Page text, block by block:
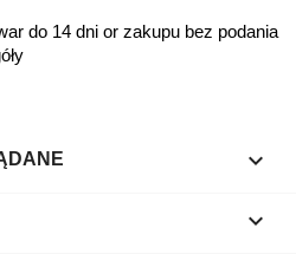
do 14 dni or zakupu bez podania

